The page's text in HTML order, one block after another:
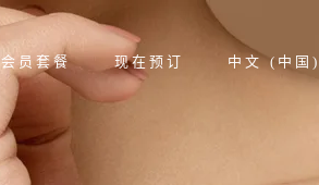
会员套餐 现在预订 中文 (中国)